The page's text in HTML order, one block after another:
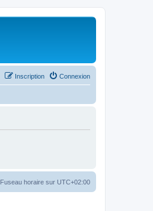
Connexion
Inscription
Fuseau horaire sur UTC+02:00